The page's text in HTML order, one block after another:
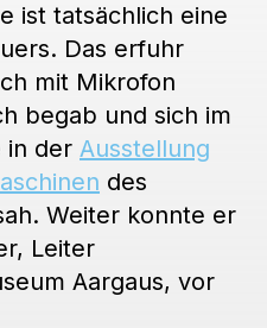
ist tatsächlich eine
Das erfuhr
mit Mikrofon
begab und sich im
in der Ausstellung
des
Weiter konnte er
Leiter
Aargaus, vor